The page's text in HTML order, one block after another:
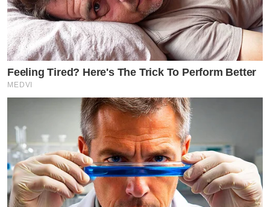
Feeling Tired? Here's The Trick To Perform Better
MEDVI